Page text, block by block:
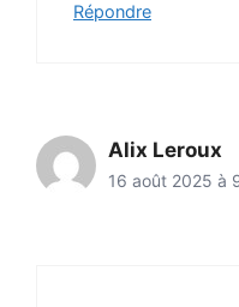
Répondre
Alix Leroux
16 août 2025 à